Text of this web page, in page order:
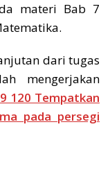
materi Bab 7
dari tugas
mengerjakan
120 Tempatkan
pada persegi